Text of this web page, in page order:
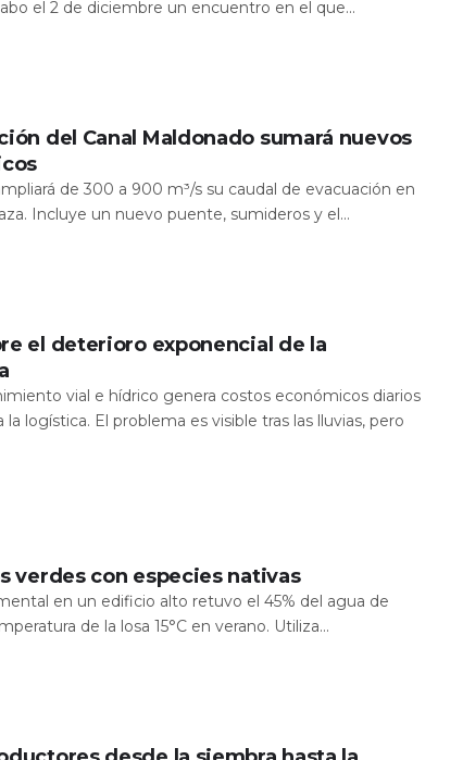
el 2 de diciembre un encuentro en el que...
del Canal Maldonado sumará nuevos
de 300 a 900 m³/s su caudal de evacuación en
Incluye un nuevo puente, sumideros y el...
el deterioro exponencial de la
vial e hídrico genera costos económicos diarios
logística. El problema es visible tras las lluvias, pero
verdes con especies nativas
en un edificio alto retuvo el 45% del agua de
de la losa 15°C en verano. Utiliza...